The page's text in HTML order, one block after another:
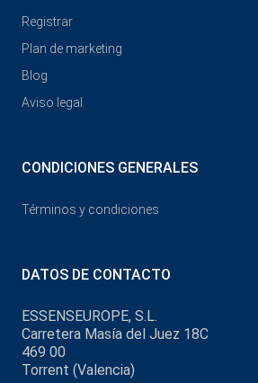
Registrar
Plan de marketing
Blog
Aviso legal
CONDICIONES GENERALES
Términos y condiciones
DATOS DE CONTACTO
ESSENSEUROPE, S.L.
Carretera Masía del Juez 18C
469 00
Torrent (Valencia)